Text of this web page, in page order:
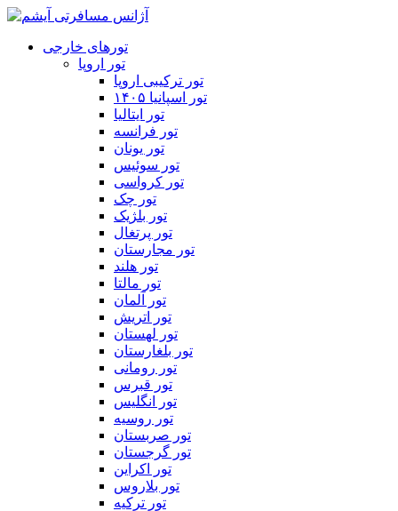
تورهای خارجی
تور اروپا
تور ترکیبی اروپا
تور اسپانیا ۱۴۰۵
تور ایتالیا
تور فرانسه
تور یونان
تور سوئیس
تور کرواسی
تور چک
تور بلژیک
تور پرتغال
تور مجارستان
تور هلند
تور مالتا
تور آلمان
تور اتریش
تور لهستان
تور بلغارستان
تور رومانی
تور قبرس
تور انگلیس
تور روسیه
تور صربستان
تور گرجستان
تور اکراین
تور بلاروس
تور ترکیه